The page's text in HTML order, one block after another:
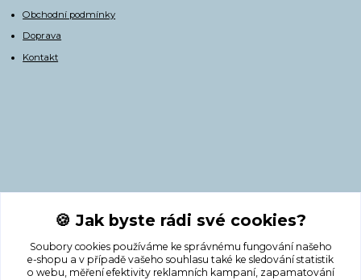
Obchodní podmínky
Doprava
Kontakt
Kontakty
+420 775 308 750
🍪 Jak byste rádi své cookies?
Soubory cookies používáme ke správnému fungování našeho
e-shopu a v případě vašeho souhlasu také ke sledování statistik
o webu, měření efektivity reklamních kampaní, zapamatování